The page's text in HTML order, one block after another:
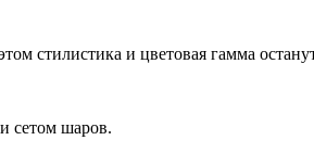
стилистика и цветовая гамма
сетом шаров.